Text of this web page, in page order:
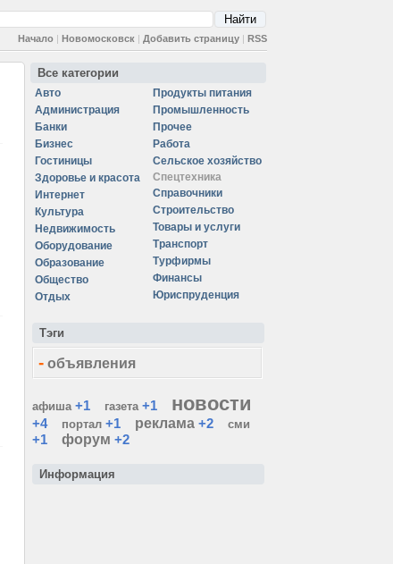
Начало | Новомосковск | Добавить страницу | RSS
Все категории
Авто
Администрация
Банки
Бизнес
Гостиницы
Здоровье и красота
Интернет
Культура
Недвижимость
Оборудование
Образование
Общество
Отдых
Продукты питания
Промышленность
Прочее
Работа
Сельское хозяйство
Спецтехника
Справочники
Строительство
Товары и услуги
Транспорт
Турфирмы
Финансы
Юриспруденция
Тэги
- объявления
афиша +1 газета +1 новости
+4 портал +1 реклама +2 сми
+1 форум +2
Информация